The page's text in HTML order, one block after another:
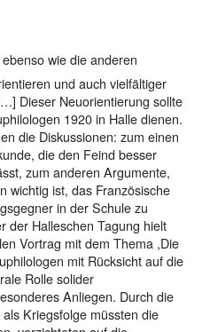
wie die anderen
und auch vielfältiger
Dieser Neuorientierung sollte
1920 in Halle dienen.
die Diskussionen: zum einen
die den Feind besser
zum anderen Argumente,
wichtig ist, das Französische
in der Schule zu
Halleschen Tagung hielt
Vortrag mit dem Thema ,Die
mit Rücksicht auf die
Rolle solider
Anliegen. Durch die
Kriegsfolge müssten die